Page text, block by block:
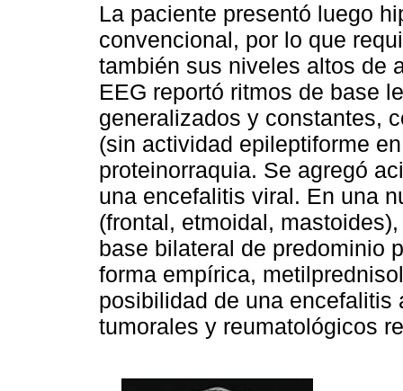
La paciente presentó luego
convencional, por lo que
también sus niveles altos de
EEG reportó ritmos de base
generalizados y constantes,
(sin actividad epileptiforme
proteinorraquia. Se agregó
una encefalitis viral. En una
(frontal, etmoidal,
base bilateral de predominio
forma empírica,
posibilidad de una encefalitis
tumorales y reumatológicos